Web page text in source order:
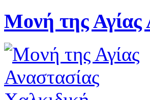
Μονή της Αγίας